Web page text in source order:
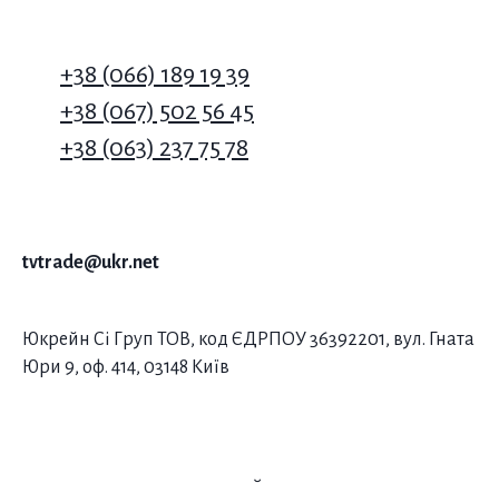
+38 (066) 189 19 39
+38 (067) 502 56 45
+38 (063) 237 75 78
tvtrade@ukr.net
Юкрейн Сі Груп ТОВ, код ЄДРПОУ 36392201, вул. Гната
Юри 9, оф. 414, 03148 Київ